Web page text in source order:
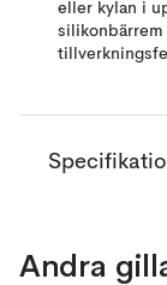
eller kylan i
silikonbärrem
Andra